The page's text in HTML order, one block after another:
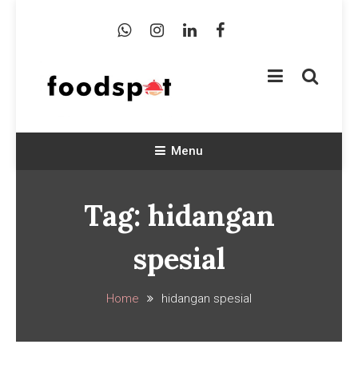
Foodspot Blog Menu
Tag: hidangan
spesial
Home hidangan spesial